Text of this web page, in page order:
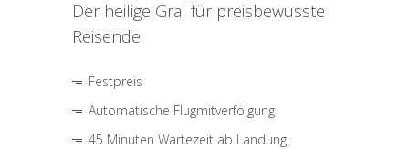
Der heilige Gral für preisbewusste
Reisende
Festpreis
Automatische Flugmitverfolgung
45 Minuten Wartezeit ab Landung